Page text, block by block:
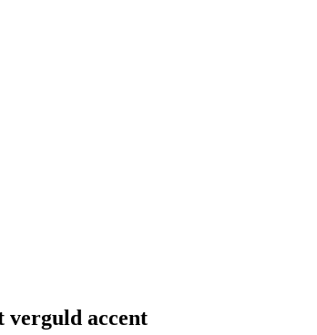
verguld accent